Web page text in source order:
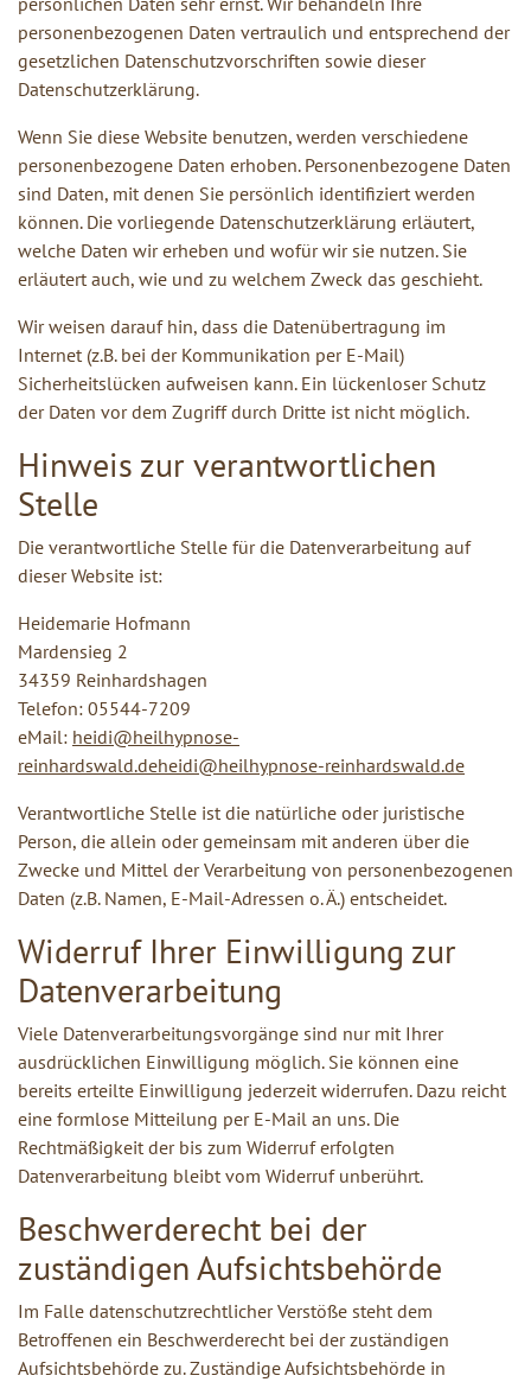
personenbezogenen Daten vertraulich und entsprechend der
gesetzlichen Datenschutzvorschriften sowie dieser
Datenschutzerklärung.
Wenn Sie diese Website benutzen, werden verschiedene
personenbezogene Daten erhoben. Personenbezogene Daten
sind Daten, mit denen Sie persönlich identifiziert werden
können. Die vorliegende Datenschutzerklärung erläutert,
welche Daten wir erheben und wofür wir sie nutzen. Sie
erläutert auch, wie und zu welchem Zweck das geschieht.
Wir weisen darauf hin, dass die Datenübertragung im
Internet (z.B. bei der Kommunikation per E-Mail)
Sicherheitslücken aufweisen kann. Ein lückenloser Schutz
der Daten vor dem Zugriff durch Dritte ist nicht möglich.
Hinweis zur verantwortlichen
Stelle
Die verantwortliche Stelle für die Datenverarbeitung auf
dieser Website ist:
Heidemarie Hofmann
Mardensieg 2
34359 Reinhardshagen
Telefon: 05544-7209
eMail: heidi@heilhypnose-
reinhardswald.deheidi@heilhypnose-reinhardswald.de
Verantwortliche Stelle ist die natürliche oder juristische
Person, die allein oder gemeinsam mit anderen über die
Zwecke und Mittel der Verarbeitung von personenbezogenen
Daten (z.B. Namen, E-Mail-Adressen o. Ä.) entscheidet.
Widerruf Ihrer Einwilligung zur
Datenverarbeitung
Viele Datenverarbeitungsvorgänge sind nur mit Ihrer
ausdrücklichen Einwilligung möglich. Sie können eine
bereits erteilte Einwilligung jederzeit widerrufen. Dazu reicht
eine formlose Mitteilung per E-Mail an uns. Die
Rechtmäßigkeit der bis zum Widerruf erfolgten
Datenverarbeitung bleibt vom Widerruf unberührt.
Beschwerderecht bei der
zuständigen Aufsichtsbehörde
Im Falle datenschutzrechtlicher Verstöße steht dem
Betroffenen ein Beschwerderecht bei der zuständigen
Aufsichtsbehörde zu. Zuständige Aufsichtsbehörde in